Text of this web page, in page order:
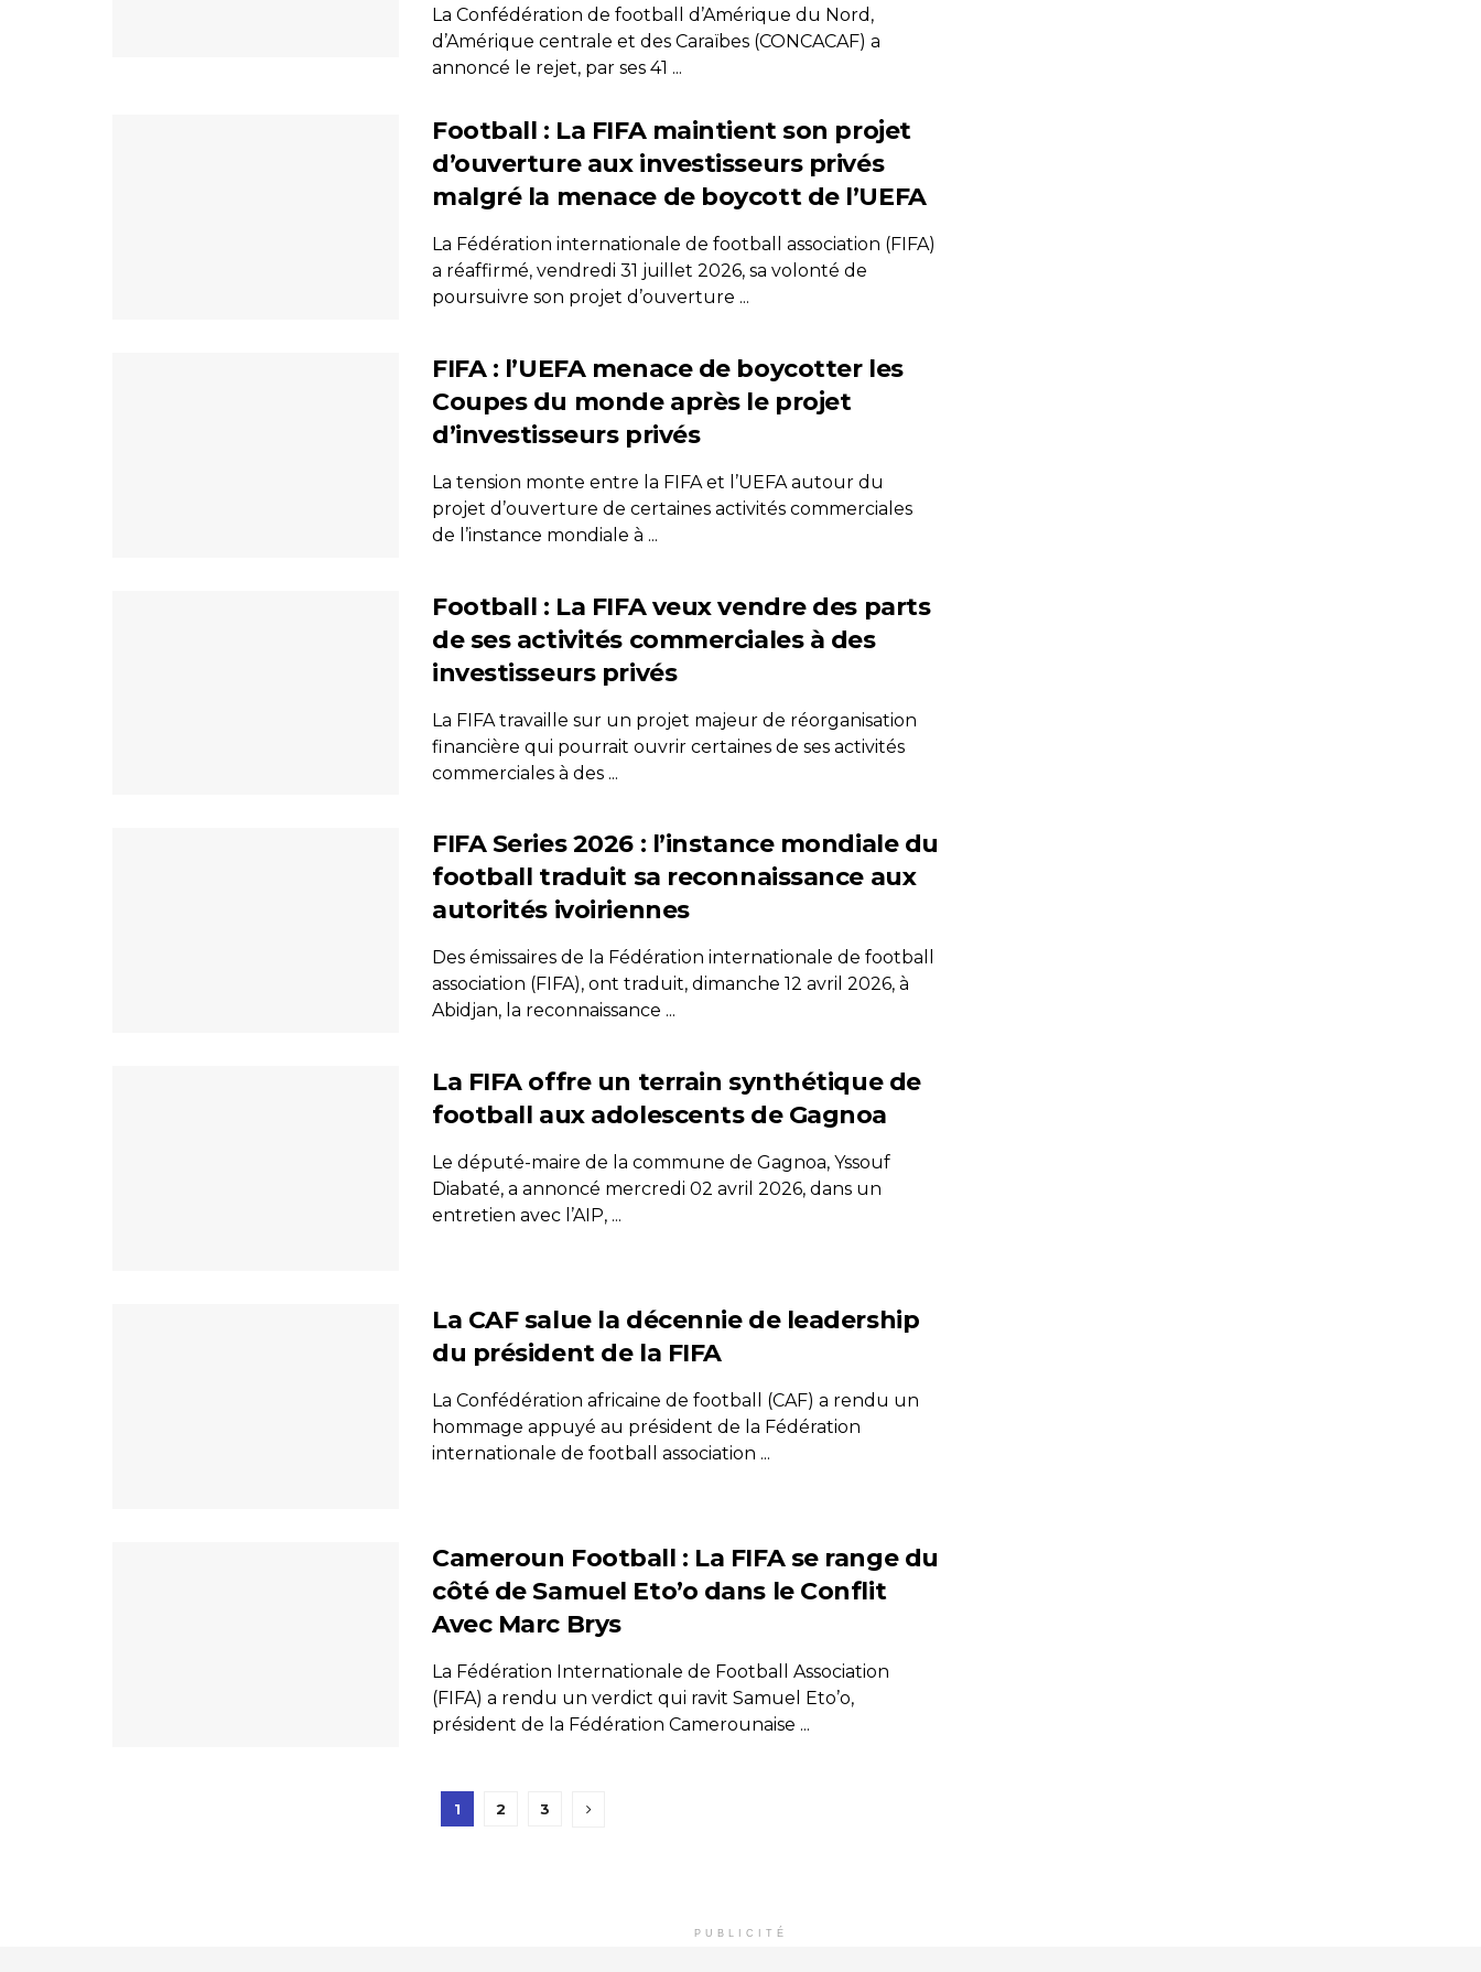
La Confédération de football d’Amérique du Nord,
d’Amérique centrale et des Caraïbes (CONCACAF) a
annoncé le rejet, par ses 41 ...
Football : La FIFA maintient son projet
d’ouverture aux investisseurs privés
malgré la menace de boycott de l’UEFA
La Fédération internationale de football association (FIFA)
a réaffirmé, vendredi 31 juillet 2026, sa volonté de
poursuivre son projet d’ouverture ...
FIFA : l’UEFA menace de boycotter les
Coupes du monde après le projet
d’investisseurs privés
La tension monte entre la FIFA et l’UEFA autour du
projet d’ouverture de certaines activités commerciales
de l’instance mondiale à ...
Football : La FIFA veux vendre des parts
de ses activités commerciales à des
investisseurs privés
La FIFA travaille sur un projet majeur de réorganisation
financière qui pourrait ouvrir certaines de ses activités
commerciales à des ...
FIFA Series 2026 : l’instance mondiale du
football traduit sa reconnaissance aux
autorités ivoiriennes
Des émissaires de la Fédération internationale de football
association (FIFA), ont traduit, dimanche 12 avril 2026, à
Abidjan, la reconnaissance ...
La FIFA offre un terrain synthétique de
football aux adolescents de Gagnoa
Le député-maire de la commune de Gagnoa, Yssouf
Diabaté, a annoncé mercredi 02 avril 2026, dans un
entretien avec l’AIP, ...
La CAF salue la décennie de leadership
du président de la FIFA
La Confédération africaine de football (CAF) a rendu un
hommage appuyé au président de la Fédération
internationale de football association ...
Cameroun Football : La FIFA se range du
côté de Samuel Eto’o dans le Conflit
Avec Marc Brys
La Fédération Internationale de Football Association
(FIFA) a rendu un verdict qui ravit Samuel Eto’o,
président de la Fédération Camerounaise ...
1 2 3
PUBLICITÉ